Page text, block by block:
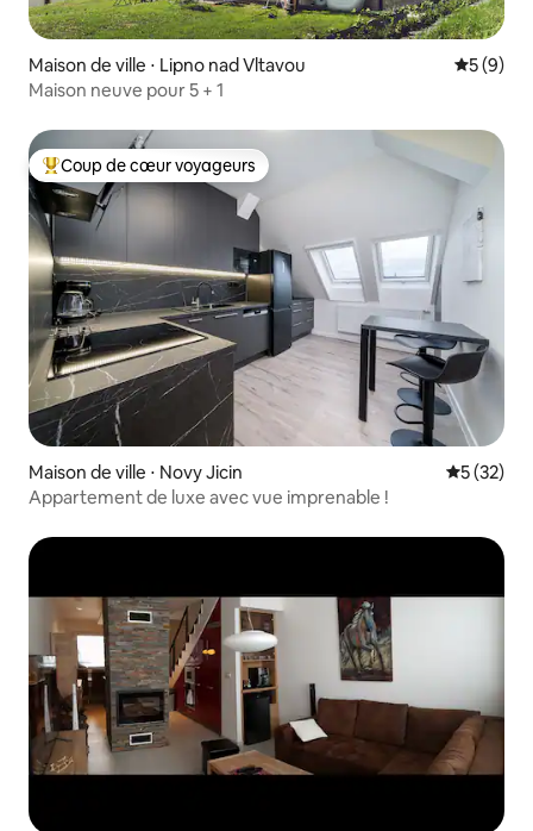
Maison de ville ⋅ Lipno nad Vltavou
5 (9)
Maison neuve pour 5 + 1
Coups de cœur voyageurs les plus appréciés
Coup de cœur voyageurs
Maison de ville ⋅ Novy Jicin
5 (32)
Appartement de luxe avec vue imprenable !